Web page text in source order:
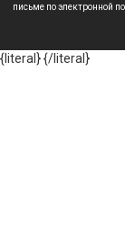
письме по электронной
{literal}{/literal}